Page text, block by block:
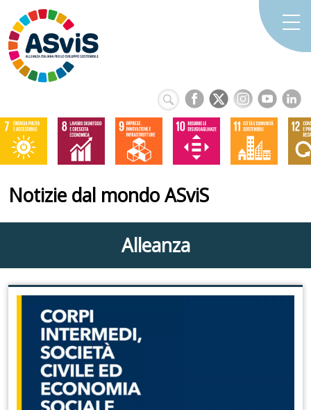
Notizie dal mondo ASviS
Alleanza